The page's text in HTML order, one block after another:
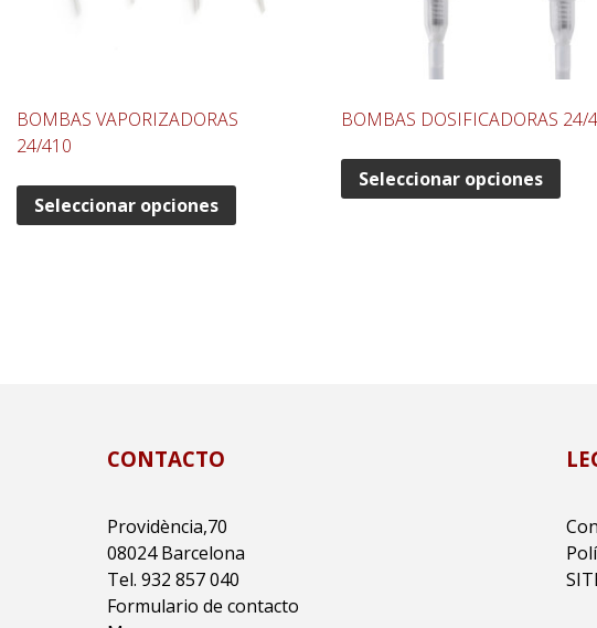
BOMBAS VAPORIZADORAS
24/410
Seleccionar opciones
BOMBAS DOSIFICADORAS 24/
Seleccionar opciones
CONTACTO
Providència,70
08024 Barcelona
Tel. 932 857 040
Formulario de contacto